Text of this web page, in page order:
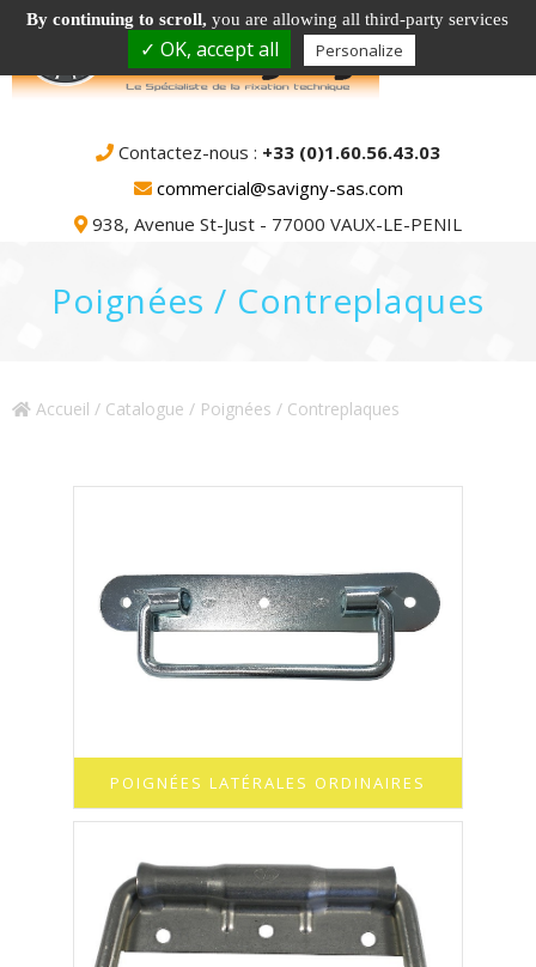
Contactez-nous : +33 (0)1.60.56.43.03
commercial@savigny-sas.com
938, Avenue St-Just - 77000 VAUX-LE-PENIL
Poignées / Contreplaques
Accueil / Catalogue / Poignées / Contreplaques
POIGNÉES LATÉRALES ORDINAIRES
By continuing to scroll, you are allowing all third-party services
✓ OK, accept all Personalize